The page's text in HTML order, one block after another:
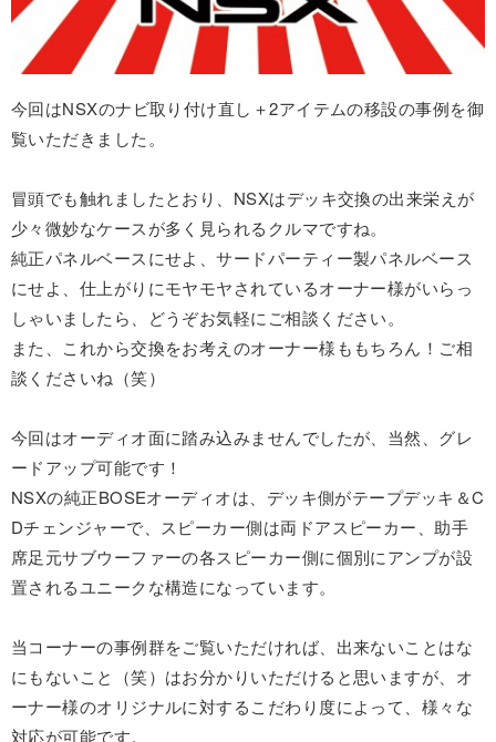
今回はNSXのナビ取り付け直し＋2アイテムの移設の事例を御
覧いただきました。
冒頭でも触れましたとおり、NSXはデッキ交換の出来栄えが
少々微妙なケースが多く見られるクルマですね。
純正パネルベースにせよ、サードパーティー製パネルベース
にせよ、仕上がりにモヤモヤされているオーナー様がいらっ
しゃいましたら、どうぞお気軽にご相談ください。
また、これから交換をお考えのオーナー様ももちろん！ご相
談くださいね（笑）
今回はオーディオ面に踏み込みませんでしたが、当然、グレ
ードアップ可能です！
NSXの純正BOSEオーディオは、デッキ側がテープデッキ＆C
Dチェンジャーで、スピーカー側は両ドアスピーカー、助手
席足元サブウーファーの各スピーカー側に個別にアンプが設
置されるユニークな構造になっています。
当コーナーの事例群をご覧いただければ、出来ないことはな
にもないこと（笑）はお分かりいただけると思いますが、オ
ーナー様のオリジナルに対するこだわり度によって、様々な
対応が可能です。